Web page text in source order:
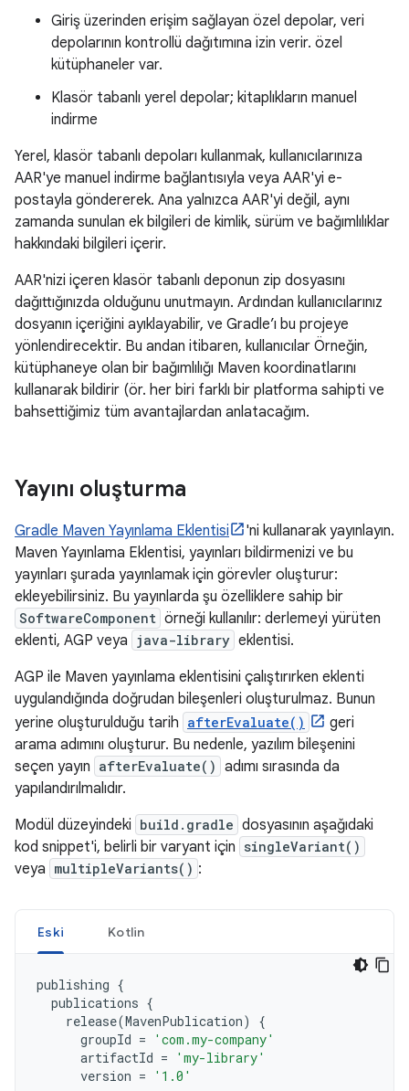
Giriş üzerinden erişim sağlayan özel depolar, veri
depolarının kontrollü dağıtımına izin verir. özel
kütüphaneler var.
Klasör tabanlı yerel depolar; kitaplıkların manuel
indirme
Yerel, klasör tabanlı depoları kullanmak, kullanıcılarınıza
AAR'ye manuel indirme bağlantısıyla veya AAR'yi e-
postayla göndererek. Ana yalnızca AAR'yi değil, aynı
zamanda sunulan ek bilgileri de kimlik, sürüm ve bağımlılıklar
hakkındaki bilgileri içerir.
AAR'nizi içeren klasör tabanlı deponun zip dosyasını
dağıttığınızda olduğunu unutmayın. Ardından kullanıcılarınız
dosyanın içeriğini ayıklayabilir, ve Gradle’ı bu projeye
yönlendirecektir. Bu andan itibaren, kullanıcılar Örneğin,
kütüphaneye olan bir bağımlılığı Maven koordinatlarını
kullanarak bildirir (ör. her biri farklı bir platforma sahipti ve
bahsettiğimiz tüm avantajlardan anlatacağım.
Yayını oluşturma
Gradle Maven Yayınlama Eklentisi
'ni kullanarak yayınlayın.
Maven Yayınlama Eklentisi, yayınları bildirmenizi ve bu
yayınları şurada yayınlamak için görevler oluşturur:
ekleyebilirsiniz. Bu yayınlarda şu özelliklere sahip bir
SoftwareComponent örneği kullanılır: derlemeyi yürüten
eklenti, AGP veya java-library eklentisi.
AGP ile Maven yayınlama eklentisini çalıştırırken eklenti
uygulandığında doğrudan bileşenleri oluşturulmaz. Bunun
yerine oluşturulduğu tarih afterEvaluate()
geri
arama adımını oluşturur. Bu nedenle, yazılım bileşenini
seçen yayın afterEvaluate() adımı sırasında da
yapılandırılmalıdır.
Modül düzeyindeki build.gradle dosyasının aşağıdaki
kod snippet'i, belirli bir varyant için singleVariant()
veya multipleVariants() :
Eski Kotlin
publishing {
publications {
release(MavenPublication)
{
groupId =
'com.my-company'
artifactId =
'my-library'
version = '1.0'